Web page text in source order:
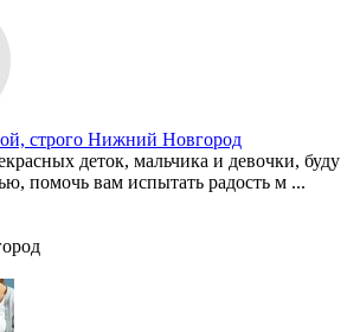
строго Нижний Новгород
деток, мальчика и девочки, буду
помочь вам испытать радость м ...